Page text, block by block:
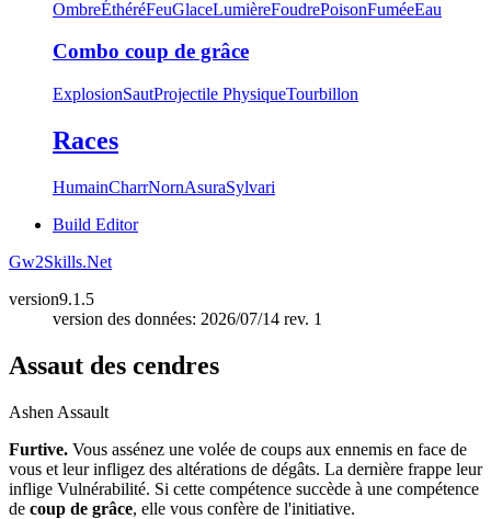
OmbreÉthéréFeuGlaceLumièreFoudrePoisonFuméeEau
Combo coup de grâce
ExplosionSautProjectile PhysiqueTourbillon
Races
HumainCharrNornAsuraSylvari
Build Editor
Gw2Skills.Net
version9.1.5
version des données: 2026/07/14 rev. 1
Assaut des cendres
Ashen Assault
Furtive. Vous assénez une volée de coups aux ennemis en face de
vous et leur infligez des altérations de dégâts. La dernière frappe leur
inflige Vulnérabilité. Si cette compétence succède à une compétence
de coup de grâce, elle vous confère de l'initiative.